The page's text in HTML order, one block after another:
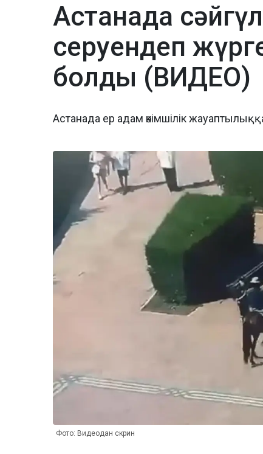
Астанада
серуендеп
болды (ВИДЕО)
Астанада ер адам әкімшілік
Фото: Видеодан скрин